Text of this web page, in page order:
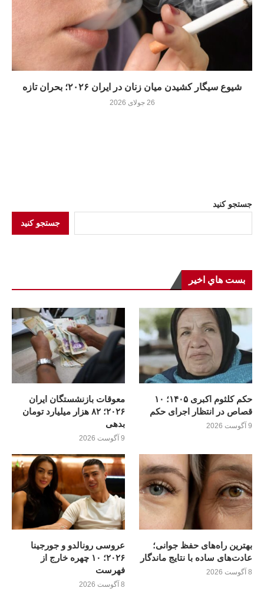
شیوع سیگار کشیدن میان زنان در ایران ۲۰۲۶؛ بحران تازه
26 جولای 2026
جستجو کنید
جستجو کنید
بست هاي اخير
حکم کلثوم اکبری ۱۴۰۵؛ ۱۰
قصاص در انتظار اجرای حکم
9 آگوست 2026
معوقات بازنشستگان ایران
۲۰۲۶؛ ۸۲ هزار میلیارد تومان
بدهی
9 آگوست 2026
بهترین راه‌های حفظ جوانی؛
عادت‌های ساده با نتایج ماندگار
8 آگوست 2026
عروسی رونالدو و جورجینا
۲۰۲۶؛ ۱۰ چهره خارج از
فهرست
8 آگوست 2026